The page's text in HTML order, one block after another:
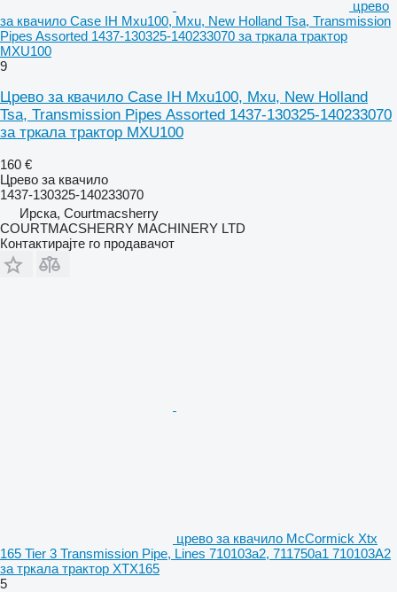
црево
за квачило Case IH Mxu100, Mxu, New Holland Tsa, Transmission
Pipes Assorted 1437-130325-140233070 за тркала трактор
MXU100
9
Црево за квачило Case IH Mxu100, Mxu, New Holland
Tsa, Transmission Pipes Assorted 1437-130325-140233070
за тркала трактор MXU100
160 €
Црево за квачило
1437-130325-140233070
Ирска, Courtmacsherry
COURTMACSHERRY MACHINERY LTD
Контактирајте го продавачот
црево за квачило McCormick Xtx
165 Tier 3 Transmission Pipe, Lines 710103a2, 711750a1 710103A2
за тркала трактор XTX165
5